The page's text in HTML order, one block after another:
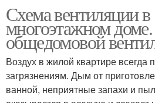
Схема вентиляции в
многоэтажном
общедомовой
Воздух в жилой квартире всегда
загрязнениям. Дым от
ванной, неприятные запахи и